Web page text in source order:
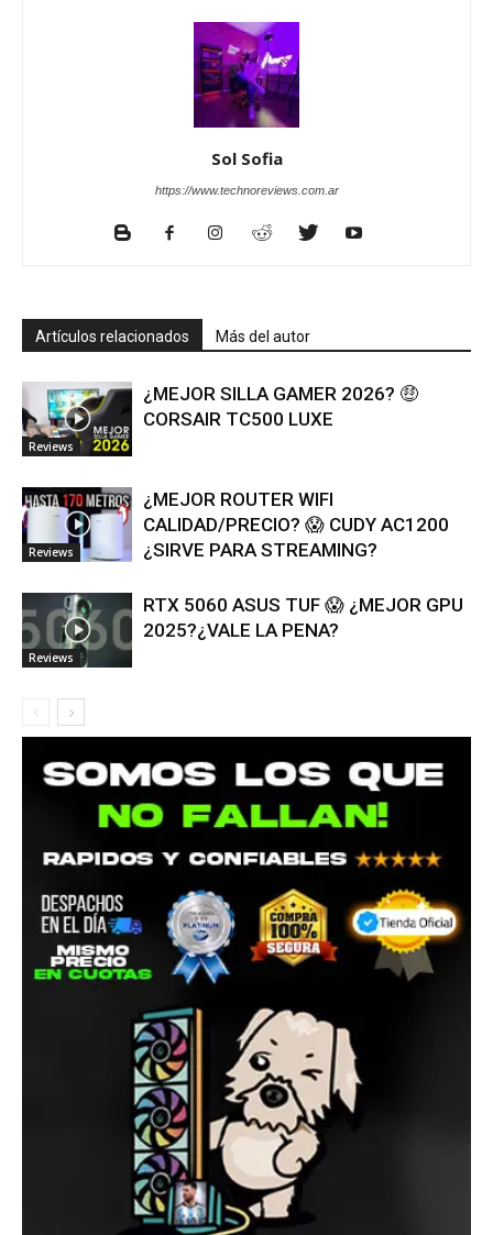
Sol Sofia
https://www.technoreviews.com.ar
Artículos relacionados Más del autor
Reviews
¿MEJOR SILLA GAMER 2026? 🤑
CORSAIR TC500 LUXE
Reviews
¿MEJOR ROUTER WIFI
CALIDAD/PRECIO? 😱 CUDY AC1200
¿SIRVE PARA STREAMING?
Reviews
RTX 5060 ASUS TUF 😱 ¿MEJOR GPU
2025?¿VALE LA PENA?